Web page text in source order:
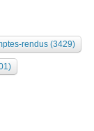
rendus (3429)